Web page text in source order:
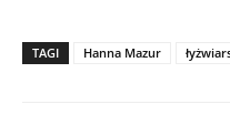
TAGI Hanna Mazur